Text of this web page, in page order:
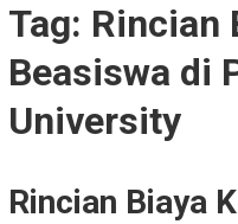
Tag: Rincian
Beasiswa di
University
Rincian Biaya